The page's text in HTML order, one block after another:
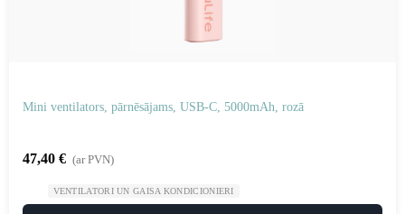
Mini ventilators, pārnēsājams, USB-C, 5000mAh, rozā
47,40 € (ar PVN)
VENTILATORI UN GAISA KONDICIONIERI